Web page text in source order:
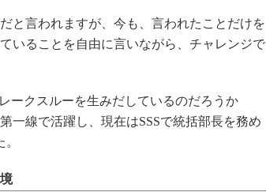
と言われますが、今も、言われたことだけを
いることを自由に言いながら、チャレンジで
ークスルーを生みだしているのだろうか
線で活躍し、現在はSSSで統括部長を務め